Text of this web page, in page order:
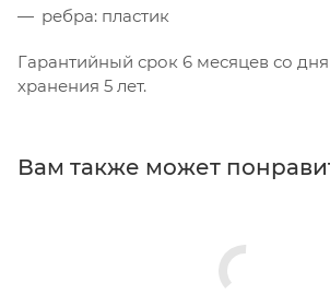
ребра: пластик
Гарантийный срок 6 месяцев со
хранения 5 лет.
Вам также может